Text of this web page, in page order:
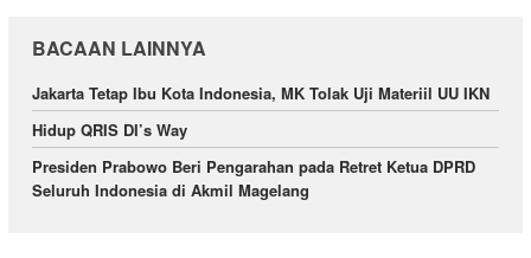
BACAAN LAINNYA
Jakarta Tetap Ibu Kota Indonesia, MK Tolak Uji Materiil UU IKN
Hidup QRIS DI’s Way
Presiden Prabowo Beri Pengarahan pada Retret Ketua DPRD
Seluruh Indonesia di Akmil Magelang